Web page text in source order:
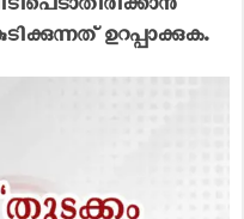
ഉറപ്പാക്കുക.